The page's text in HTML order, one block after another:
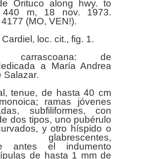
Orituco along hwy. to
440 m, 18 nov. 1973.
(MO, VEN!).
loc. cit., fig. 1.
carrascoana: de
a María Andrea
Salazar.
tenue, de hasta 40 cm
ramas jóvenes
subfiliformes, con
dos tipos, uno pubérulo
y otro híspido o
glabrescentes,
antes el indumento
de hasta 1 mm de